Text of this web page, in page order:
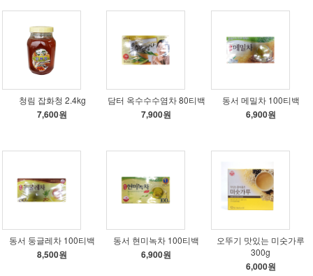
청림 잡화청 2.4kg
7,600원
담터 옥수수수염차 80티백
7,900원
동서 메밀차 100티백
6,900원
동서 둥글레차 100티백
8,500원
동서 현미녹차 100티백
6,900원
오뚜기 맛있는 미숫가루
300g
6,000원